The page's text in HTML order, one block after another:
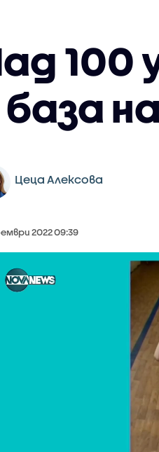
100
база
Цеца Алексова
2022 09:39